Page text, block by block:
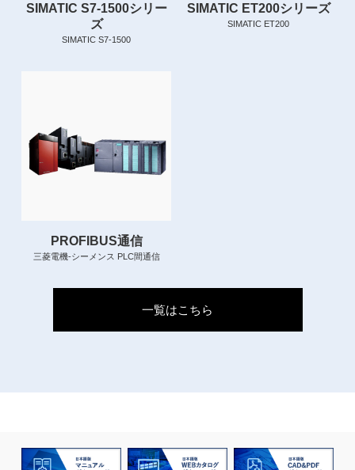
SIMATIC S7-1500シリー
ズ
SIMATIC S7-1500
SIMATIC ET200シリーズ
SIMATIC ET200
PROFIBUS通信
三菱電機-シーメンス PLC間通信
一覧はこちら